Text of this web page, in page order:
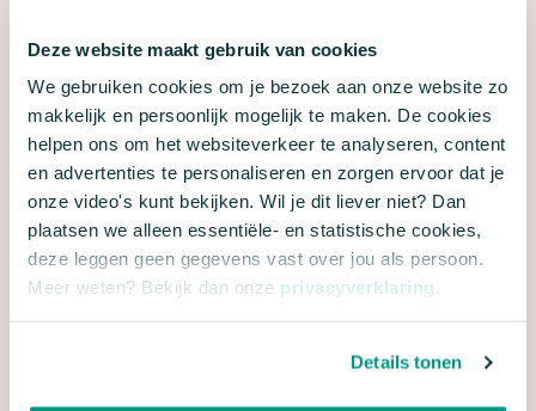
Deze website maakt gebruik van cookies
We gebruiken cookies om je bezoek aan onze website zo
makkelijk en persoonlijk mogelijk te maken. De cookies
helpen ons om het websiteverkeer te analyseren, content
en advertenties te personaliseren en zorgen ervoor dat je
onze video's kunt bekijken. Wil je dit liever niet? Dan
plaatsen we alleen essentiële- en statistische cookies,
deze leggen geen gegevens vast over jou als persoon.
Meer weten? Bekijk dan onze privacyverklaring .
Details tonen
Steeds meer vakantiehuisjes en campings hebben
een laadpaal. Kijk dus bij het boeken van je
vakantieadres al naar de mogelijkheden én duik in
leuke alternatieven. Ben je op je
vakantiebestemming en moet je auto aan de lader?
Pak dan eens de lokale bus, huur fietsen of spring
op een elektrische step naar een lokale markt of
strandje in de buurt. Zo maak je er meteen een